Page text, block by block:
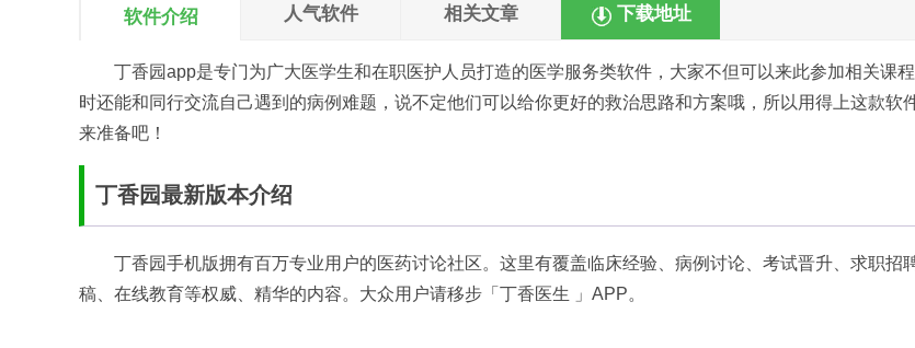
软件介绍 人气软件 相关文章 下载地址
丁香园app是专门为广大医学生和在职医护人员打造的医学服务类软件，大家不但可以来此参加相关课
时还能和同行交流自己遇到的病例难题，说不定他们可以给你更好的救治思路和方案哦，所以用得上这款软
来准备吧！
丁香园最新版本介绍
丁香园手机版拥有百万专业用户的医药讨论社区。这里有覆盖临床经验、病例讨论、考试晋升、求职招
稿、在线教育等权威、精华的内容。大众用户请移步「丁香医生 」APP。